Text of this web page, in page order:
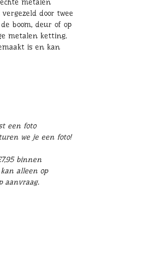
metalen
door twee
boom, deur of op
metalen ketting.
is en kan
een foto
we je een foto!
binnen
alleen op
aanvraag.